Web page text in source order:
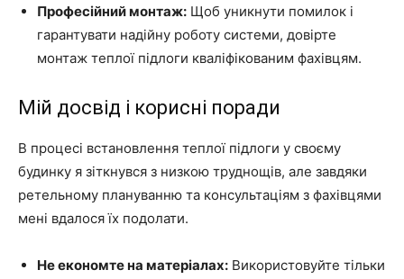
Професійний монтаж: Щоб уникнути помилок і
гарантувати надійну роботу системи, довірте
монтаж теплої підлоги кваліфікованим фахівцям.
Мій досвід і корисні поради
В процесі встановлення теплої підлоги у своєму
будинку я зіткнувся з низкою труднощів, але завдяки
ретельному плануванню та консультаціям з фахівцями
мені вдалося їх подолати.
Не економте на матеріалах: Використовуйте тільки